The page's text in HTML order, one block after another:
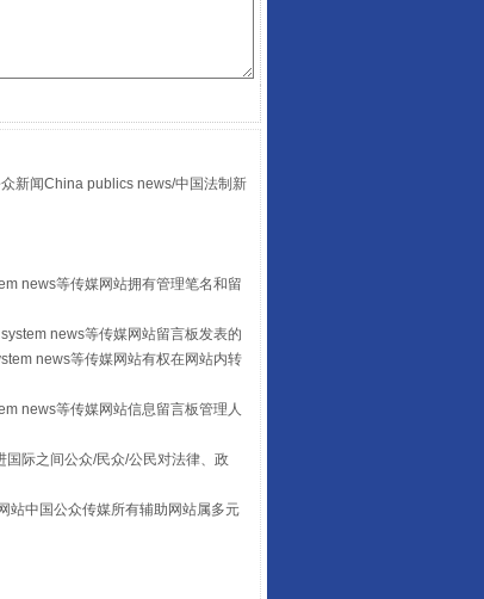
新闻China publics news/中国法制新
news等传媒网站拥有管理笔名和留
news等传媒网站留言板发表的
news等传媒网站有权在网站内转
news等传媒网站信息留言板管理人
际之间公众/民众/公民对法律、政
站中国公众传媒所有辅助网站属多元